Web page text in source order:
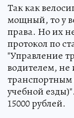
Так как
мощный, то у
права. Но их
протокол по
"Управление
водителем,
транспортным
учебной
15000 рублей.